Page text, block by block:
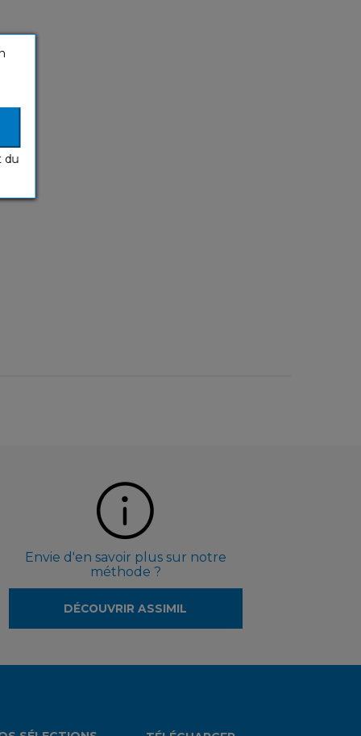
Envie d'en savoir plus sur notre
méthode ?
DÉCOUVRIR ASSIMIL
du